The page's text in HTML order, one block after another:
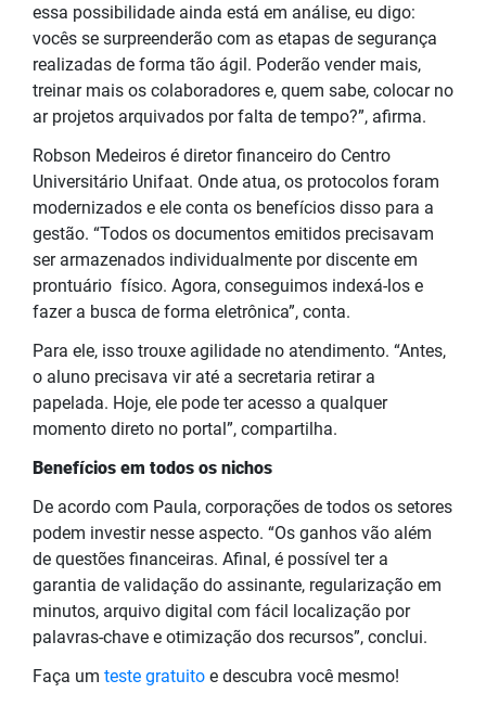
essa possibilidade ainda está em análise, eu digo:
vocês se surpreenderão com as etapas de segurança
realizadas de forma tão ágil. Poderão vender mais,
treinar mais os colaboradores e, quem sabe, colocar no
ar projetos arquivados por falta de tempo?”, afirma.
Robson Medeiros é diretor financeiro do Centro
Universitário Unifaat. Onde atua, os protocolos foram
modernizados e ele conta os benefícios disso para a
gestão. “Todos os documentos emitidos precisavam
ser armazenados individualmente por discente em
prontuário físico. Agora, conseguimos indexá-los e
fazer a busca de forma eletrônica”, conta.
Para ele, isso trouxe agilidade no atendimento. “Antes,
o aluno precisava vir até a secretaria retirar a
papelada. Hoje, ele pode ter acesso a qualquer
momento direto no portal”, compartilha.
Benefícios em todos os nichos
De acordo com Paula, corporações de todos os setores
podem investir nesse aspecto. “Os ganhos vão além
de questões financeiras. Afinal, é possível ter a
garantia de validação do assinante, regularização em
minutos, arquivo digital com fácil localização por
palavras-chave e otimização dos recursos”, conclui.
Faça um teste gratuito e descubra você mesmo!